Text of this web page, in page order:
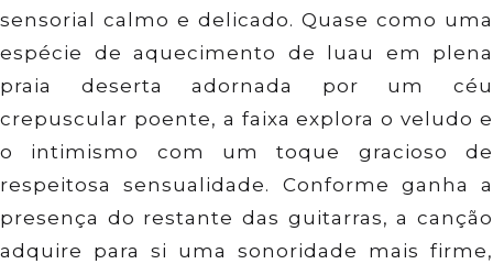
sensorial calmo e delicado. Quase como uma
espécie de aquecimento de luau em plena
praia deserta adornada por um céu
crepuscular poente, a faixa explora o veludo e
o intimismo com um toque gracioso de
respeitosa sensualidade. Conforme ganha a
presença do restante das guitarras, a canção
adquire para si uma sonoridade mais firme,